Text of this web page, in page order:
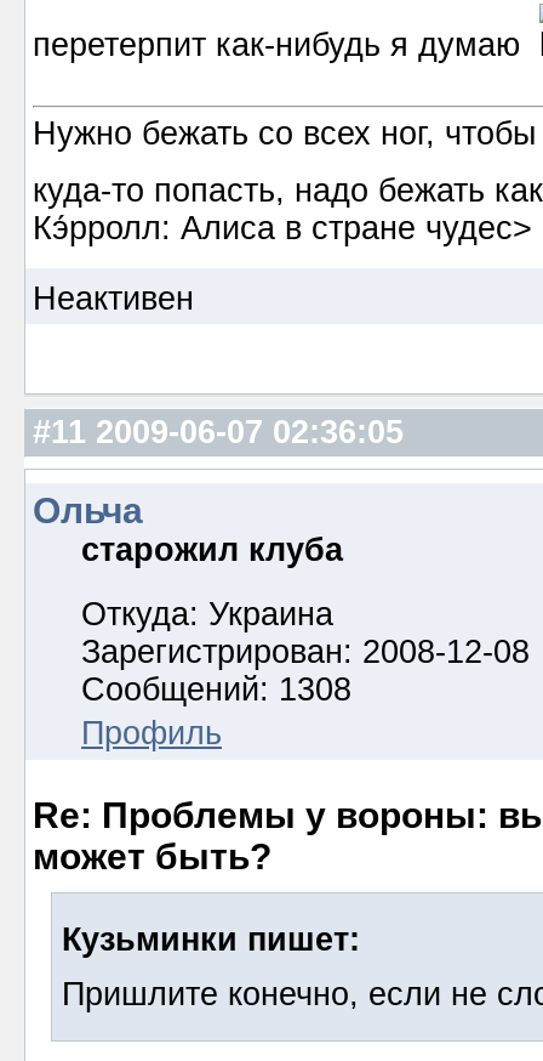
перетерпит как-нибудь я думаю
Нужно бежать со всех ног,
куда-то попасть, надо бежать
Кэ́рролл: Алиса в стране чудес>
Неактивен
#11 2009-06-07 02:36:05
Ольча
старожил клуба
Откуда: Украина
Зарегистрирован: 2008-12-08
Сообщений: 1308
Профиль
Re: Проблемы у вороны:
может быть?
Кузьминки пишет:
Пришлите конечно, если не